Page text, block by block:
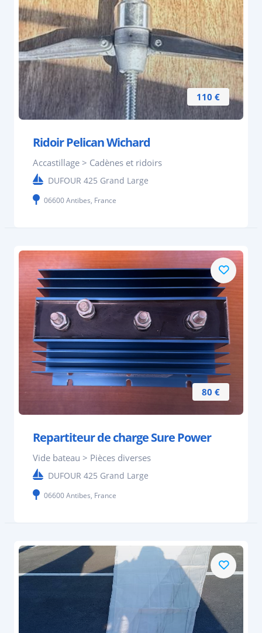
110 €
Ridoir Pelican Wichard
Accastillage > Cadènes et ridoirs
DUFOUR 425 Grand Large
06600 Antibes, France
80 €
Repartiteur de charge Sure Power
Vide bateau > Pièces diverses
DUFOUR 425 Grand Large
06600 Antibes, France